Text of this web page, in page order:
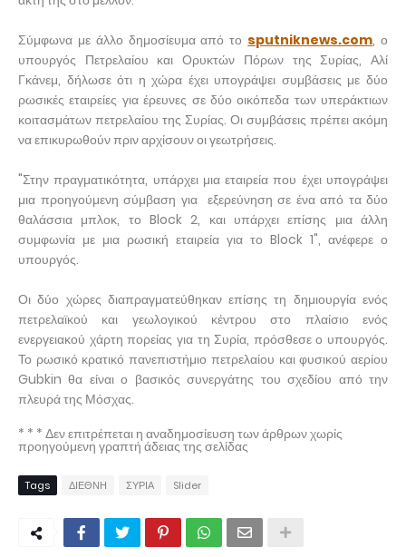
Σύμφωνα με άλλο δημοσίευμα από το sputniknews.com, ο
υπουργός Πετρελαίου και Ορυκτών Πόρων της Συρίας, Αλί
Γκάνεμ, δήλωσε ότι η χώρα έχει υπογράψει συμβάσεις με δύο
ρωσικές εταιρείες για έρευνες σε δύο οικόπεδα των υπεράκτιων
κοιτασμάτων πετρελαίου της Συρίας. Οι συμβάσεις πρέπει ακόμη
να επικυρωθούν πριν αρχίσουν οι γεωτρήσεις.
"Στην πραγματικότητα, υπάρχει μια εταιρεία που έχει υπογράψει
μια προηγούμενη σύμβαση για εξερεύνηση σε ένα από τα δύο
θαλάσσια μπλοκ, το Block 2, και υπάρχει επίσης μια άλλη
συμφωνία με μια ρωσική εταιρεία για το Block 1", ανέφερε ο
υπουργός.
Οι δύο χώρες διαπραγματεύθηκαν επίσης τη δημιουργία ενός
πετρελαϊκού και γεωλογικού κέντρου στο πλαίσιο ενός
ενεργειακού χάρτη πορείας για τη Συρία, πρόσθεσε ο υπουργός.
Το ρωσικό κρατικό πανεπιστήμιο πετρελαίου και φυσικού αερίου
Gubkin θα είναι ο βασικός συνεργάτης του σχεδίου από την
πλευρά της Μόσχας.
* * * Δεν επιτρέπεται η αναδημοσίευση των άρθρων χωρίς
προηγούμενη γραπτή άδειας της σελίδας
Tags ΔΙΕΘΝΗ ΣΥΡΙΑ Slider